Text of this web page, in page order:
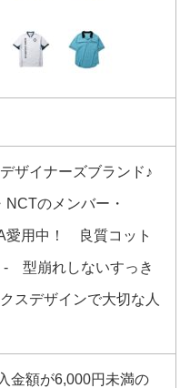
ザイナーズブランド♪
のメンバー・
愛用中！ 良質コット
- 型崩れしないすっき
スデザインで大切な人
金額が6,000円未満の